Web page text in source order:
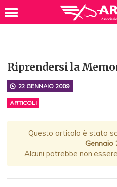
Riprendersi la
22 GENNAIO 2009
ARTICOLI
Questo articolo è stato
Gennaio
Alcuni potrebbe non